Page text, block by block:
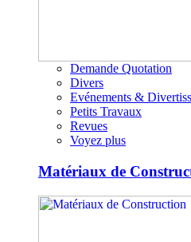
Demande Quotation
Divers
Evénements &
Petits Travaux
Revues
Voyez plus
Matériaux de